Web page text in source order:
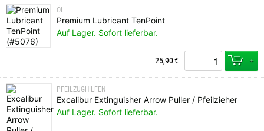
ÖL
Premium Lubricant TenPoint
Auf Lager. Sofort lieferbar.
25,90€ +
PFEILZUGHILFEN
Excalibur Extinguisher Arrow Puller / Pfeilzieher
Auf Lager. Sofort lieferbar.